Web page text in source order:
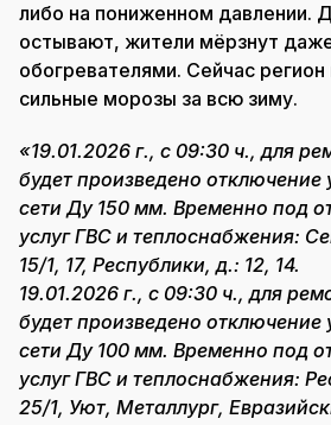
либо на пониженном давлении.
остывают, жители мёрзнут
обогревателями. Сейчас
сильные морозы за всю зиму.
«19.01.2026 г., с 09:30 ч., для
будет произведено отключение
сети Ду 150 мм. Временно под
услуг ГВС и теплоснабжения:
15/1, 17, Республики, д.: 12, 14.
19.01.2026 г., с 09:30 ч., для
будет произведено отключение
сети Ду 100 мм. Временно под
услуг ГВС и теплоснабжения:
25/1, Уют, Металлург,